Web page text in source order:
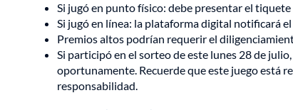
Si jugó en punto físico: debe presentar el
Si jugó en línea: la plataforma digital notificará
Premios altos podrían requerir el
Si participó en el sorteo de este lunes 28 de
oportunamente. Recuerde que este juego está
responsabilidad.